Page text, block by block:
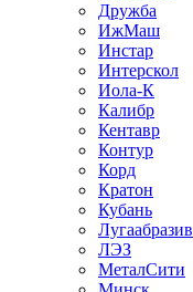
Дружба
ИжМаш
Инстар
Интерскол
Иола-К
Калибр
Кентавр
Контур
Корд
Кратон
Кубань
Лугаабразив
ЛЭЗ
МеталСити